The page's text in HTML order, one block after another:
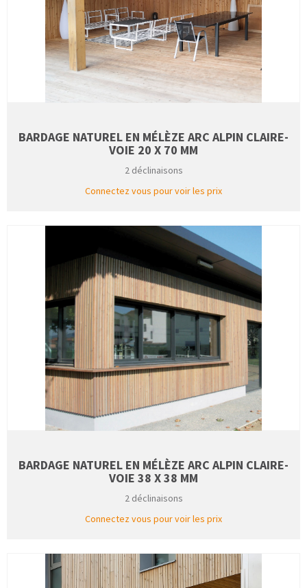
BARDAGE NATUREL EN MÉLÈZE ARC ALPIN CLAIRE-
VOIE 20 X 70 MM
2 déclinaisons
Connectez vous pour voir les prix
BARDAGE NATUREL EN MÉLÈZE ARC ALPIN CLAIRE-
VOIE 38 X 38 MM
2 déclinaisons
Connectez vous pour voir les prix